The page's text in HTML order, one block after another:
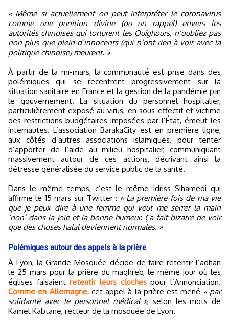
« Même si actuellement on peut interpréter le coronavirus
comme une punition divine (ou un rappel) envers les
autorités chinoises qui torturent les Ouïghours, n’oubliez pas
non plus que plein d’innocents (qui n’ont rien à voir avec la
politique chinoise) meurent. »
À partir de la mi-mars, la communauté est prise dans des
polémiques qui se recentrent progressivement sur la
situation sanitaire en France et la gestion de la pandémie par
le gouvernement. La situation du personnel hospitalier,
particulièrement exposé au virus, en sous-effectif et victime
des restrictions budgétaires imposées par l’État, émeut les
internautes. L’association BarakaCity est en première ligne,
aux côtés d’autres associations islamiques, pour tenter
d’apporter de l’aide au milieu hospitalier, communiquant
massivement autour de ces actions, décrivant ainsi la
détresse généralisée du service public de la santé.
Dans le même temps, c’est le même Idriss Sihamedi qui
affirme le 15 mars sur Twitter : « La première fois de ma vie
que je peux dire à une femme qui veut me serrer la main
‘non’ dans la joie et la bonne humeur. Ça fait bizarre de voir
que des choses halal deviennent normales. »
Polémiques autour des appels à la prière
À Lyon, la Grande Mosquée décide de faire retentir l’adhan
le 25 mars pour la prière du maghreb, le même jour où les
églises faisaientretentir leurs clochespour l’Annonciation.
Comme en Allemagne,cet appel à la prière est mené « par
solidarité avec le personnel médical », selon les mots de
Kamel Kabtane, recteur de la mosquée de Lyon.